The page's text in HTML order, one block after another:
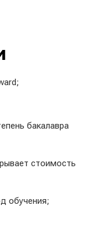
бакалавра
стоимость
обучения;